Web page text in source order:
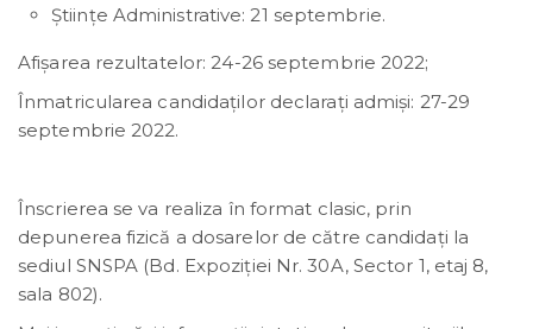
Științe Administrative: 21 septembrie.
Afișarea rezultatelor: 24-26 septembrie 2022;
Înmatricularea candidaților declarați admiși: 27-29
septembrie 2022.
Înscrierea se va realiza în format clasic, prin
depunerea fizică a dosarelor de către candidați la
sediul SNSPA (Bd. Expoziției Nr. 30A, Sector 1, etaj 8,
sala 802).